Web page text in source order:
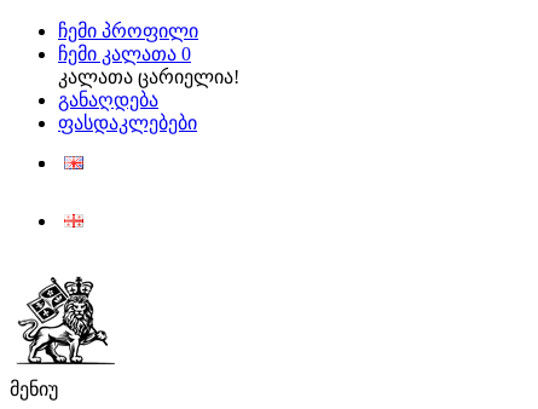
ჩემი პროფილი
ჩემი კალათა 0
კალათა ცარიელია!
განაღდება
ფასდაკლებები
მენიუ